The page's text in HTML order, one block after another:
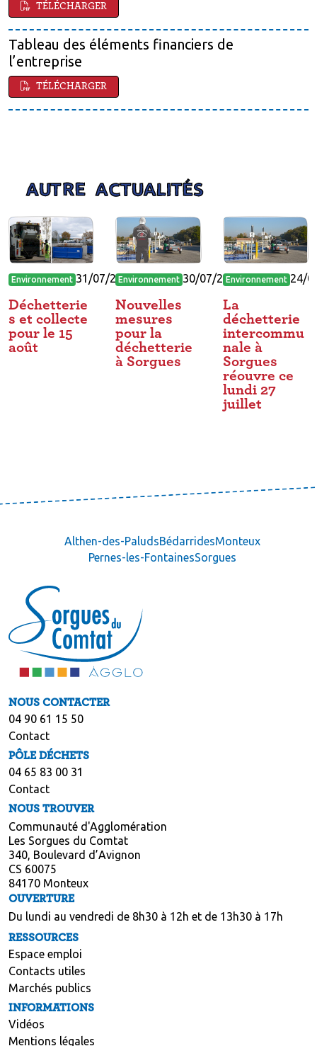
TÉLÉCHARGER
Tableau des éléments financiers de
l’entreprise
TÉLÉCHARGER
AUTRE ACTUALITÉS
Environnement 31/07/2026
Déchetterie
s et collecte
pour le 15
août
Environnement 30/07/2026
Nouvelles
mesures
pour la
déchetterie
à Sorgues
Environnement 24/
La
déchetterie
intercommu
nale à
Sorgues
réouvre ce
lundi 27
juillet
Althen-des-PaludsBédarridesMonteux
Pernes-les-FontainesSorgues
NOUS CONTACTER
04 90 61 15 50
Contact
PÔLE DÉCHETS
04 65 83 00 31
Contact
NOUS TROUVER
Communauté d'Agglomération
Les Sorgues du Comtat
340, Boulevard d’Avignon
CS 60075
84170 Monteux
OUVERTURE
Du lundi au vendredi de 8h30 à 12h et de 13h30 à 17h
RESSOURCES
Espace emploi
Contacts utiles
Marchés publics
INFORMATIONS
Vidéos
Mentions légales